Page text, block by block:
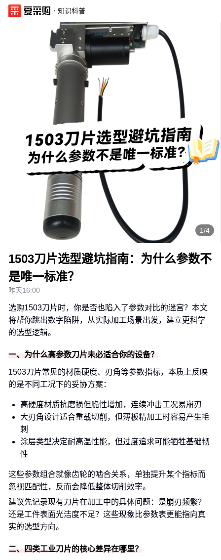
· 知识科普
1/4
1503刀片选型避坑指南：为什么参数不
是唯一标准？
昨天16:00
选购1503刀片时，你是否也陷入了参数对比的迷宫？本文
将帮你跳出数字陷阱，从实际加工场景出发，建立更科学
的选型逻辑。
一、为什么高参数刀片未必适合你的设备？
1503刀片常见的材质硬度、刃角等参数指标，本质上反映
的是不同工况下的妥协方案：
高硬度材质抗磨损但脆性增加，连续冲击工况易崩刃
大刃角设计适合重载切削，但薄板精加工时容易产生毛
刺
涂层类型决定耐高温性能，但过度追求可能牺牲基础韧
性
这些参数组合就像齿轮的啮合关系，单独提升某个指标而
忽视匹配性，反而会降低整体切削效率。
建议先记录现有刀片在加工中的具体问题：是崩刃频繁？
还是工件表面光洁度不足？这些现象比参数表更能指向真
实的选型方向。
二、四类工业刀片的核心差异在哪里？